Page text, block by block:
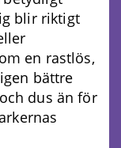
blir riktigt
en rastlös,
bättre
dus än för